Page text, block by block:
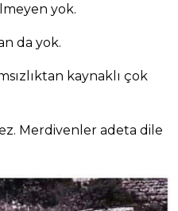
yok.
da yok.
kaynaklı çok
Merdivenler adeta dile